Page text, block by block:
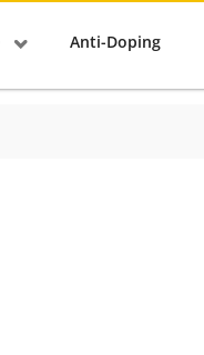
Anti-Doping